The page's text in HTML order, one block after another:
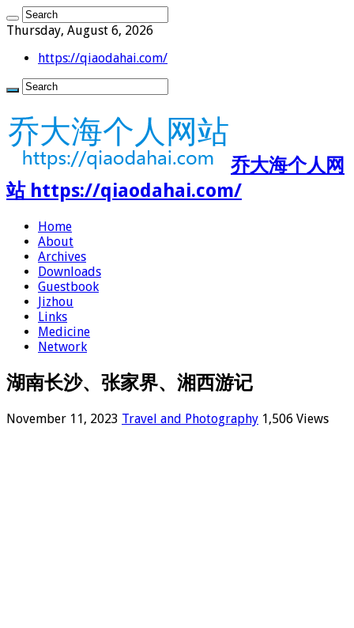
Thursday, August 6, 2026
https://qiaodahai.com/
乔大海个人网
站 https://qiaodahai.com/
Home
About
Archives
Downloads
Guestbook
Jizhou
Links
Medicine
Network
湖南长沙、张家界、湘西游记
November 11, 2023 Travel and Photography 1,506 Views